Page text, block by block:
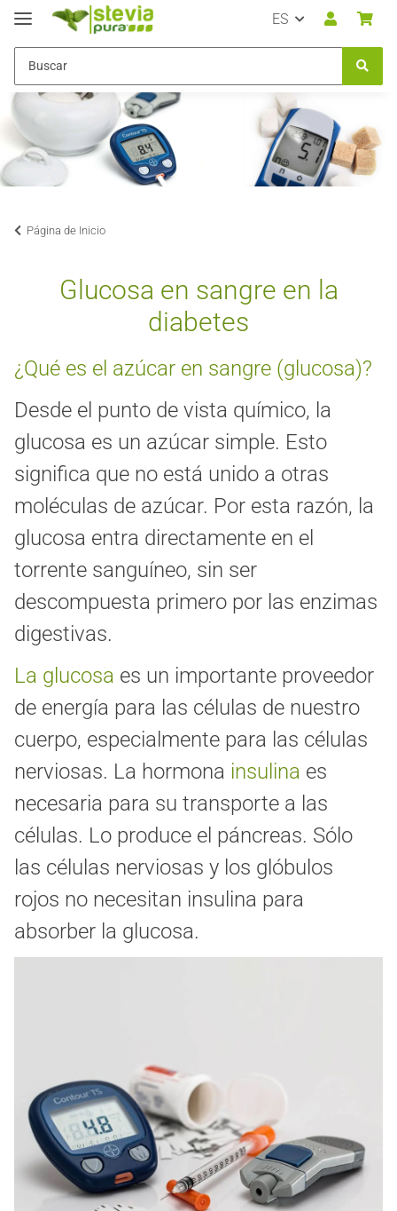
ES
Página de Inicio
Glucosa en sangre en la
diabetes
¿Qué es el azúcar en sangre (glucosa)?
Desde el punto de vista químico, la
glucosa es un azúcar simple. Esto
significa que no está unido a otras
moléculas de azúcar. Por esta razón, la
glucosa entra directamente en el
torrente sanguíneo, sin ser
descompuesta primero por las enzimas
digestivas.
La glucosa es un importante proveedor
de energía para las células de nuestro
cuerpo, especialmente para las células
nerviosas. La hormona insulina es
necesaria para su transporte a las
células. Lo produce el páncreas. Sólo
las células nerviosas y los glóbulos
rojos no necesitan insulina para
absorber la glucosa.